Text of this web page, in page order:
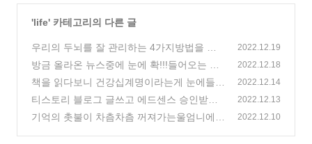
'life' 카테고리의 다른 글
우리의 두뇌를 잘 관리하는 4가지방법을 알
아보니~
(15)
2022.12.19
방금 올라온 뉴스중에 눈에 확!!!들어오는 기
사가있다~
(2)
2022.12.18
책을 읽다보니 건강십계명이라는게 눈에들어
오네요~건강십계명이 뭐지...
(6)
2022.12.14
티스토리 블로그 글쓰고 에드센스 승인받는
노하우
(0)
2022.12.13
기억의 촛불이 차츰차츰 꺼져가는울엄니에게
2022.12.10